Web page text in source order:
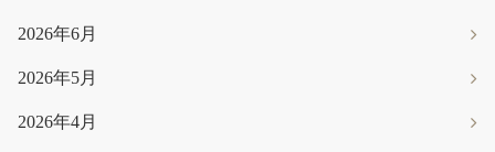
2026年6月
2026年5月
2026年4月